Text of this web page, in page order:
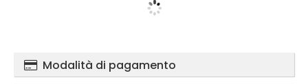
Modalità di pagamento